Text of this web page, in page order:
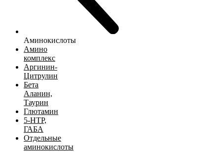
Аминокислоты
Амино
комплекс
Аргинин-
Цитрулин
Бета
Аланин,
Таурин
Глютамин
5-HTP,
ГАБА
Отдельные
аминокислоты